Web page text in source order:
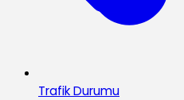
Trafik Durumu